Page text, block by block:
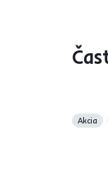
Akcia